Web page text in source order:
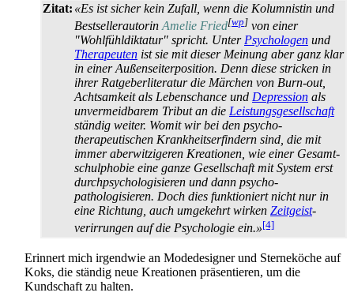
Zitat: «Es ist sicher kein Zufall, wenn die Kolumnistin und
Bestseller­autorin Amelie Fried[wp] von einer
"Wohlfühl­diktatur" spricht. Unter Psychologen und
Therapeuten ist sie mit dieser Meinung aber ganz klar
in einer Außen­seiter­position. Denn diese stricken in
ihrer Ratgeber­literatur die Märchen von Burn-out,
Achtsamkeit als Lebens­chance und Depression als
unvermeidbarem Tribut an die Leistungsgesellschaft
ständig weiter. Womit wir bei den psycho­
therapeutischen Krankheits­erfindern sind, die mit
immer aberwitzigeren Kreationen, wie einer Gesamt­
schul­phobie eine ganze Gesellschaft mit System erst
durch­psychologisieren und dann psycho­
pathologisieren. Doch dies funktioniert nicht nur in
eine Richtung, auch umgekehrt wirken Zeitgeist­
verirrungen auf die Psychologie ein.»[4]
Erinnert mich irgendwie an Modedesigner und Sterneköche auf
Koks, die ständig neue Kreationen präsentieren, um die
Kundschaft zu halten.